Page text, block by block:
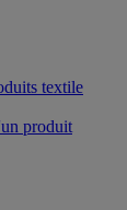
textile
produit